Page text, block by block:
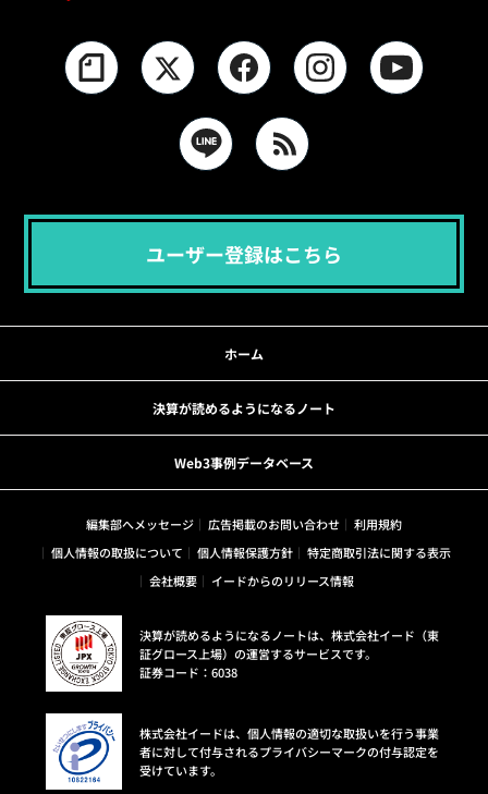
ユーザー登録はこちら
ホーム
決算が読めるようになるノート
Web3事例データベース
編集部へメッセージ 広告掲載のお問い合わせ
利用規約
個人情報の取扱について
個人情報保護方針
特定商取引法に関する表示
会社概要
イードからのリリース情報
決算が読めるようになるノートは、株式会社イード（東
証グロース上場）の運営するサービスです。
証券コード：6038
株式会社イードは、個人情報の適切な取扱いを行う事業
者に対して付与されるプライバシーマークの付与認定を
受けています。